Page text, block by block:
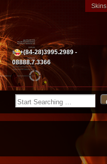
Skins
+(84-28)3995.2989 -
08888.7.3366